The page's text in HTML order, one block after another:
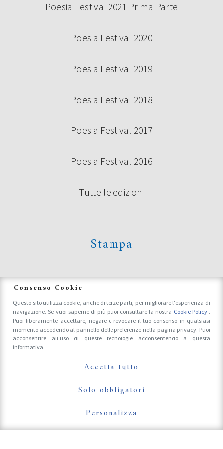
Poesia Festival 2021 Prima Parte
Poesia Festival 2020
Poesia Festival 2019
Poesia Festival 2018
Poesia Festival 2017
Poesia Festival 2016
Tutte le edizioni
Stampa
Accrediti Stampa e Fotografi
Follow Us On
Consenso Cookie
Questo sito utilizza cookie, anche di terze parti, per migliorare l'esperienza di
navigazione. Se vuoi saperne di più puoi consultare la nostra Cookie Policy .
Puoi liberamente accettare, negare o revocare il tuo consenso in qualsiasi
momento accedendo al pannello delle preferenze nella pagina privacy. Puoi
acconsentire all'uso di queste tecnologie acconsentendo a questa
informativa.
Accetta tutto
Solo obbligatori
Personalizza